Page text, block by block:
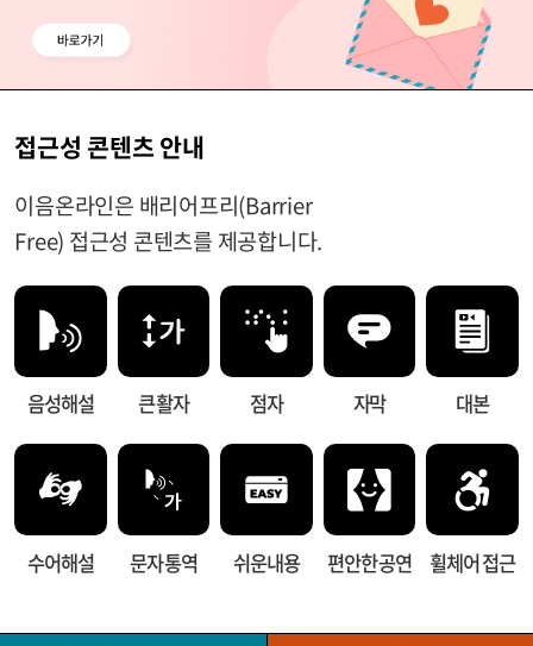
접근성 콘텐츠 안내
이음온라인은 배리어프리(Barrier
Free) 접근성 콘텐츠를 제공합니다.
음성해설 큰 활자 점자 자막 대본
수어해설 문자 통역 쉬운내용 편안한 공연 휠체어 접근